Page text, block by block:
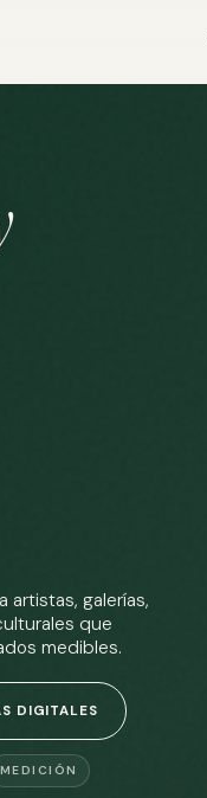
artistas, galerías,
que
medibles.
DIGITALES
MEDICIÓN